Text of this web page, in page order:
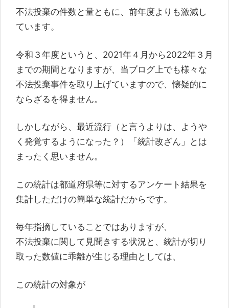
不法投棄の件数と量ともに、前年度よりも激減し
ています。
令和３年度というと、2021年４月から2022年３月
までの期間となりますが、当ブログ上でも様々な
不法投棄事件を取り上げていますので、懐疑的に
ならざるを得ません。
しかしながら、最近流行（と言うよりは、ようや
く発覚するようになった？）「統計改ざん」とは
まったく思いません。
この統計は都道府県等に対するアンケート結果を
集計しただけの簡単な統計だからです。
毎年指摘していることではありますが、
不法投棄に関して見聞きする状況と、統計が切り
取った数値に乖離が生じる理由としては、
この統計の対象が